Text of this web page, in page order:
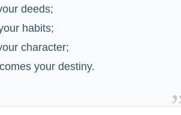
deeds;
habits;
character;
your destiny.